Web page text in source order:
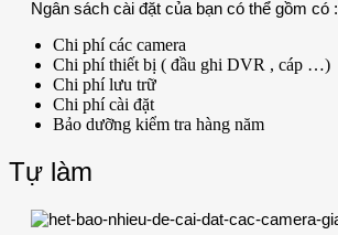
Ngân sách cài đặt của bạn có thể gồm có :
Chi phí các camera
Chi phí thiết bị ( đầu ghi DVR , cáp …)
Chi phí lưu trữ
Chi phí cài đặt
Bảo dưỡng kiểm tra hàng năm
Tự làm